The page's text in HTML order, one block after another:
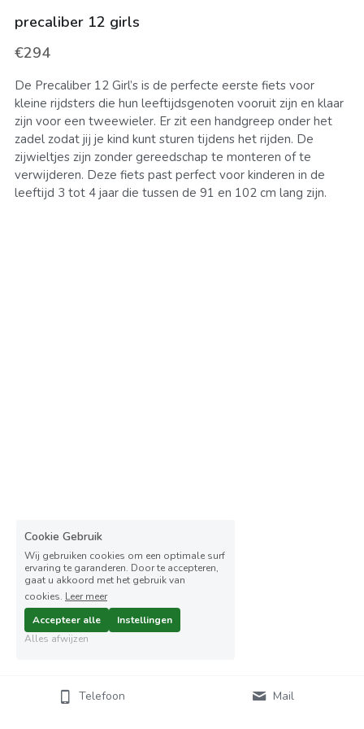
FIETS VERZEKEREN
precaliber 12 girls
€294
De Precaliber 12 Girl’s is de perfecte eerste fiets voor
kleine rijdsters die hun leeftijdsgenoten vooruit zijn en klaar
zijn voor een tweewieler. Er zit een handgreep onder het
zadel zodat jij je kind kunt sturen tijdens het rijden. De
zijwieltjes zijn zonder gereedschap te monteren of te
verwijderen. Deze fiets past perfect voor kinderen in de
leeftijd 3 tot 4 jaar die tussen de 91 en 102 cm lang zijn.
Telefoon Mail
Cookie Gebruik
Wij gebruiken cookies om een optimale surf
ervaring te garanderen. Door te accepteren,
gaat u akkoord met het gebruik van
cookies. Leer meer
Accepteer alle
Instellingen
Alles afwijzen